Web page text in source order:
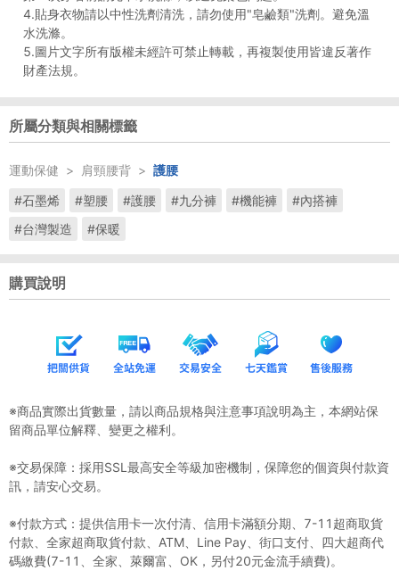
4.貼身衣物請以中性洗劑清洗，請勿使用"皂鹼類"洗劑。避免溫
水洗滌。
5.圖片文字所有版權未經許可禁止轉載，再複製使用皆違反著作
財產法規。
所屬分類與相關標籤
運動保健 > 肩頸腰背 > 護腰
#石墨烯
#塑腰 #護腰 #九分褲 #機能褲
#內搭褲
#台灣製造
#保暖
購買說明
※商品實際出貨數量，請以商品規格與注意事項說明為主，本網站保
留商品單位解釋、變更之權利。
※交易保障：採用SSL最高安全等級加密機制，保障您的個資與付款資
訊，請安心交易。
※付款方式：提供信用卡一次付清、信用卡滿額分期、7-11超商取貨
付款、全家超商取貨付款、ATM、Line Pay、街口支付、四大超商代
碼繳費(7-11、全家、萊爾富、OK，另付20元金流手續費)。